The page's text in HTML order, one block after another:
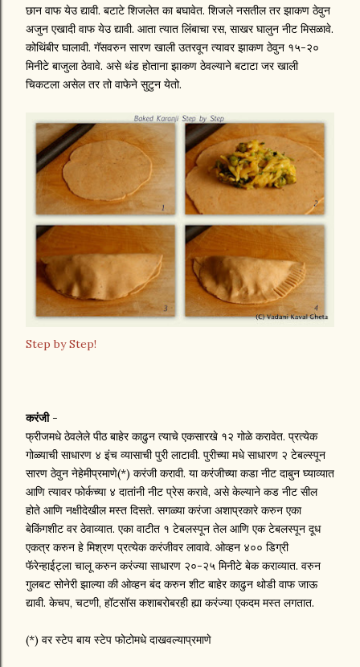
छान वाफ येउ द्यावी. बटाटे शिजलेत का बघावेत. शिजले नसतील तर झाकण ठेवुन
अजुन एखादी वाफ येउ द्यावी. आता त्यात लिंबाचा रस, साखर घालुन नीट मिसळावे.
कोथिंबीर घालावी. गॅसवरुन सारण खाली उतरवून त्यावर झाकण ठेवुन १५-२०
मिनीटे बाजुला ठेवावे. असे थंड होताना झाकण ठेवल्याने बटाटा जर खाली
चिकटला असेल तर तो वाफेने सुटुन येतो.
Step by Step!
करंजी-
फ्रीजमधे ठेवलेले पीठ बाहेर काढुन त्याचे एकसारखे १२ गोळे करावेत. प्रत्येक
गोळ्याची साधारण ४ इंच व्यासाची पुरी लाटावी. पुरीच्या मधे साधारण २ टेबल्स्पून
सारण ठेवुन नेहेमीप्रमाणे(*) करंजी करावी. या करंजीच्या कडा नीट दाबुन घ्याव्यात
आणि त्यावर फोर्कच्या ४ दातांनी नीट प्रेस करावे, असे केल्याने कड नीट सील
होते आणि नक्षीदेखील मस्त दिसते. सगळ्या करंजा अशाप्रकारे करुन एका
बेकिंगशीट वर ठेवाव्यात. एका वाटीत १ टेबलस्पून तेल आणि एक टेबलस्पून दूध
एकत्र करुन हे मिश्रण प्रत्येक करंजीवर लावावे. ओव्हन ४०० डिग्री
फॅरेन्हाईट्ला चालू करुन करंज्या साधारण २०-२५ मिनीटे बेक कराव्यात. वरुन
गुलबट सोनेरी झाल्या की ओव्हन बंद करुन शीट बाहेर काढुन थोडी वाफ जाऊ
द्यावी. केचप, चटणी, हॉटसॉस कशाबरोबरही ह्या करंज्या एकदम मस्त लगतात.
(*) वर स्टेप बाय स्टेप फोटोमधे दाखवल्याप्रमाणे